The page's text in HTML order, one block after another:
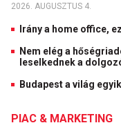
2026. AUGUSZTUS 4.
Irány a home office,
Nem elég a
leselkednek a
Budapest a világ
PIAC & MARKETING